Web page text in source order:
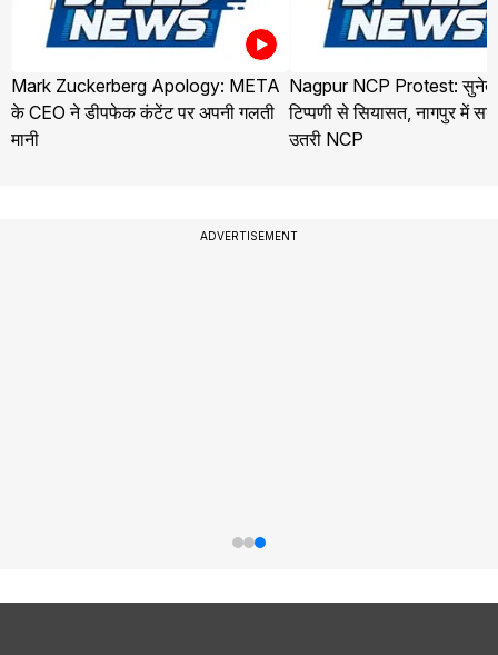
Mark Zuckerberg Apology: META
के CEO ने डीपफेक कंटेंट पर अपनी गलती
मानी
Nagpur NCP Protest:
टिप्पणी से सियासत, नागपुर में
उतरी NCP
ADVERTISEMENT